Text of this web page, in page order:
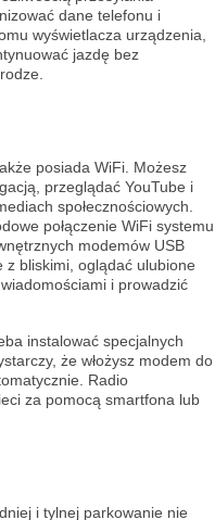
dane telefonu i
wyświetlacza urządzenia,
jazdę bez
posiada WiFi. Możesz
przeglądać YouTube i
społecznościowych.
połączenie WiFi systemu
modemów USB
z bliskimi, oglądać ulubione
i prowadzić
instalować specjalnych
że włożysz modem do
Radio
za pomocą smartfona lub
i tylnej parkowanie nie